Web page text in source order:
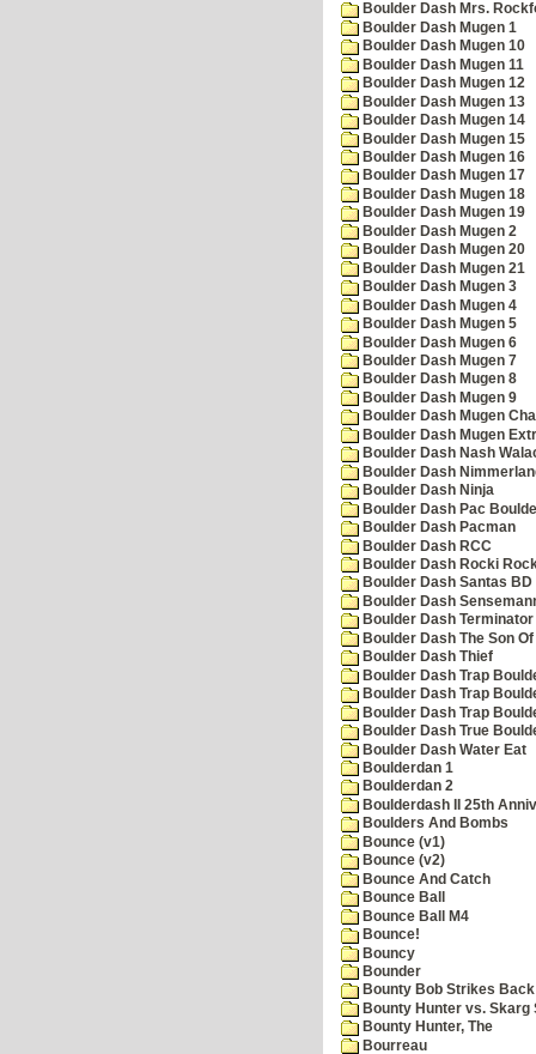
Boulder Dash Mrs.
Boulder Dash Mugen 1
Boulder Dash Mugen 10
Boulder Dash Mugen 11
Boulder Dash Mugen 12
Boulder Dash Mugen 13
Boulder Dash Mugen 14
Boulder Dash Mugen 15
Boulder Dash Mugen 16
Boulder Dash Mugen 17
Boulder Dash Mugen 18
Boulder Dash Mugen 19
Boulder Dash Mugen 2
Boulder Dash Mugen 20
Boulder Dash Mugen 21
Boulder Dash Mugen 3
Boulder Dash Mugen 4
Boulder Dash Mugen 5
Boulder Dash Mugen 6
Boulder Dash Mugen 7
Boulder Dash Mugen 8
Boulder Dash Mugen 9
Boulder Dash Mugen
Boulder Dash Mugen
Boulder Dash Nash
Boulder Dash
Boulder Dash Ninja
Boulder Dash Pac
Boulder Dash Pacman
Boulder Dash RCC
Boulder Dash Rocki
Boulder Dash Santas
Boulder Dash
Boulder Dash
Boulder Dash The Son
Boulder Dash Thief
Boulder Dash Trap
Boulder Dash Trap
Boulder Dash Trap
Boulder Dash True
Boulder Dash Water Eat
Boulderdan 1
Boulderdan 2
Boulderdash II 25th
Boulders And Bombs
Bounce (v1)
Bounce (v2)
Bounce And Catch
Bounce Ball
Bounce Ball M4
Bounce!
Bouncy
Bounder
Bounty Bob Strikes
Bounty Hunter vs. Skarg
Bounty Hunter, The
Bourreau